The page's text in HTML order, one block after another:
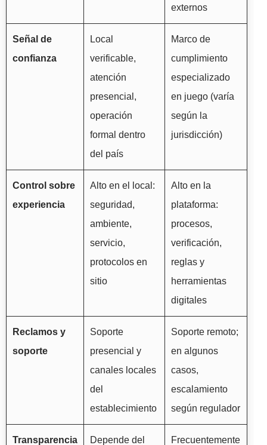
externos
Señal de
confianza
Local
verificable,
atención
presencial,
operación
formal dentro
del país
Marco de
cumplimiento
especializado
en juego (varía
según la
jurisdicción)
Control sobre
experiencia
Alto en el local:
seguridad,
ambiente,
servicio,
protocolos en
sitio
Alto en la
plataforma:
procesos,
verificación,
reglas y
herramientas
digitales
Reclamos y
soporte
Soporte
presencial y
canales locales
del
establecimiento
Soporte remoto;
en algunos
casos,
escalamiento
según regulador
Transparencia Depende del Frecuentemente